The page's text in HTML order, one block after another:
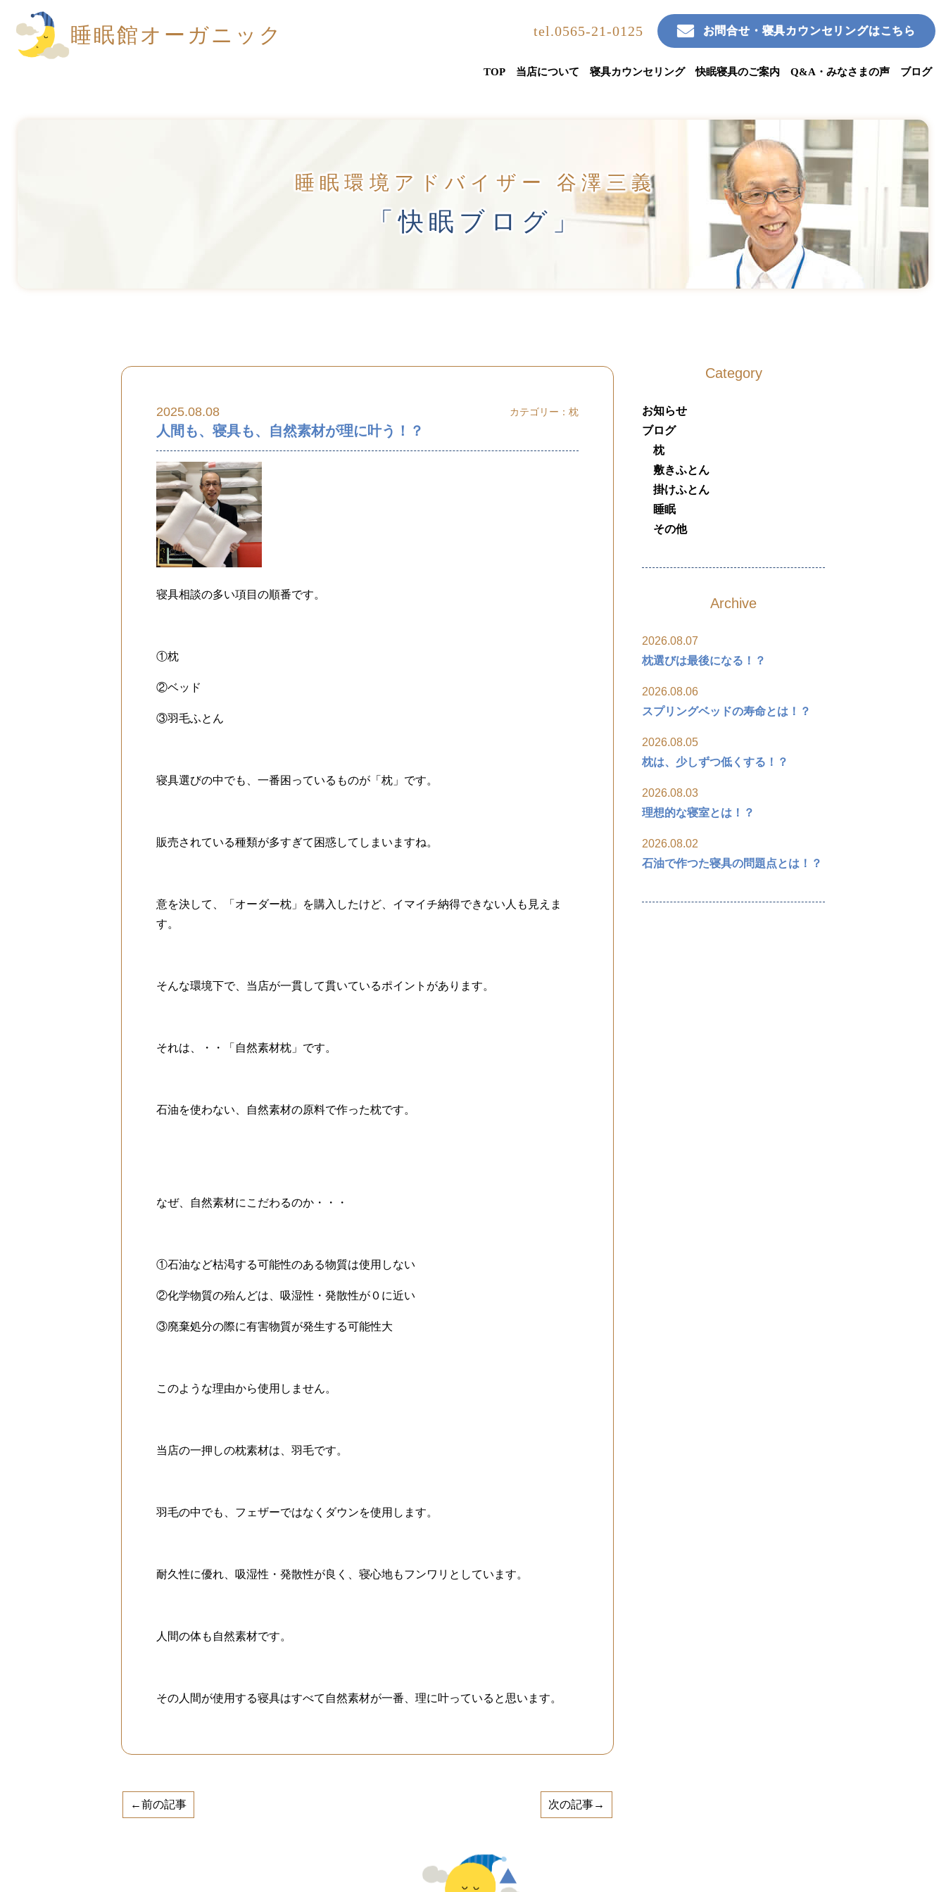
睡眠館オーガニック tel.0565-21-0125 お問合せ・寝具カウンセリングはこちら
TOP 当店について 寝具カウンセリング 快眠寝具のご案内 Q&A・みなさまの声 ブログ
睡眠環境アドバイザー 谷澤三義
「快眠ブログ」
2025.08.08 カテゴリー： 枕
人間も、寝具も、自然素材が理に叶う！？
寝具相談の多い項目の順番です。
①枕
②ベッド
③羽毛ふとん
寝具選びの中でも、一番困っているものが「枕」です。
販売されている種類が多すぎて困惑してしまいますね。
意を決して、「オーダー枕」を購入したけど、イマイチ納得できない人も見えま
す。
そんな環境下で、当店が一貫して貫いているポイントがあります。
それは、・・「自然素材枕」です。
石油を使わない、自然素材の原料で作った枕です。
なぜ、自然素材にこだわるのか・・・
①石油など枯渇する可能性のある物質は使用しない
②化学物質の殆んどは、吸湿性・発散性が０に近い
③廃棄処分の際に有害物質が発生する可能性大
このような理由から使用しません。
当店の一押しの枕素材は、羽毛です。
羽毛の中でも、フェザーではなくダウンを使用します。
耐久性に優れ、吸湿性・発散性が良く、寝心地もフンワリとしています。
人間の体も自然素材です。
その人間が使用する寝具はすべて自然素材が一番、理に叶っていると思います。
←前の記事 次の記事→
Category
お知らせ
ブログ
枕
敷きふとん
掛けふとん
睡眠
その他
Archive
2026.08.07
枕選びは最後になる！？
2026.08.06
スプリングベッドの寿命とは！？
2026.08.05
枕は、少しずつ低くする！？
2026.08.03
理想的な寝室とは！？
2026.08.02
石油で作つた寝具の問題点とは！？